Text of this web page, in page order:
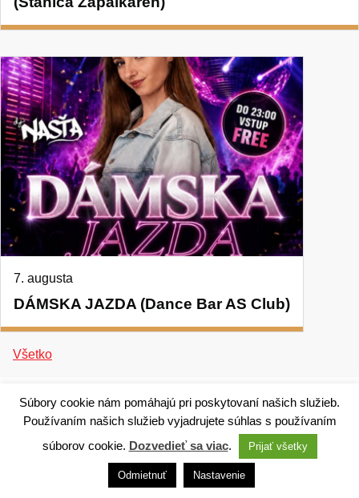
DÁMSKA JAZDA (Dance Bar AS Club)
7. augusta
Všetko
Technický dodávateľ: ANTIK Telecom, s. r. o. |
Antik
smart city systém
Správca webového sídla: Mesto Ružomberok,
Súbory cookie nám pomáhajú pri poskytovaní našich služieb.
Používaním našich služieb vyjadrujete súhlas s používaním
súborov cookie. Dozvedieť sa viac. Prijať všetky
Odmietnuť Nastavenie